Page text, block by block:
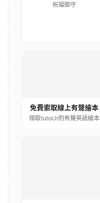
祝福御守
免費索取線上有聲繪本
領取tutorJr的有聲英語繪本